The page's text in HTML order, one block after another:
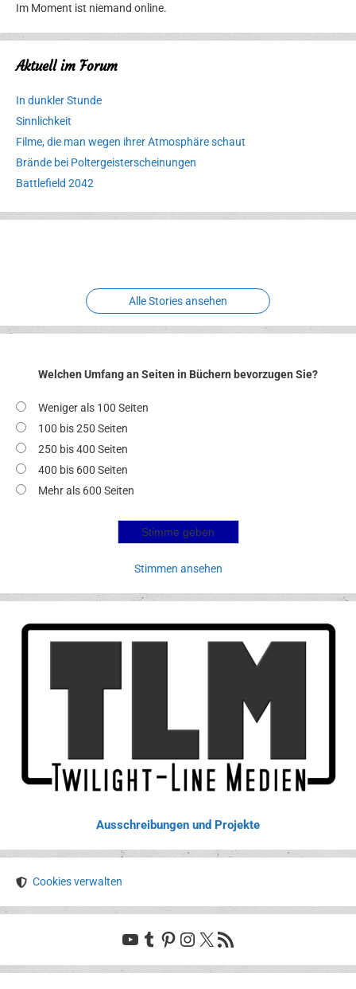
Im Moment ist niemand online.
Aktuell im Forum
In dunkler Stunde
Sinnlichkeit
Filme, die man wegen ihrer Atmosphäre schaut
Brände bei Poltergeisterscheinungen
Battlefield 2042
Erlebnispark
Verbotene
Alle Stories ansehen
Welchen Umfang an Seiten in Büchern bevorzugen Sie?
Weniger als 100 Seiten
100 bis 250 Seiten
250 bis 400 Seiten
400 bis 600 Seiten
Mehr als 600 Seiten
Stimmen ansehen
Ausschreibungen und Projekte
Cookies verwalten
YouTube
Tumblr
Pinterest
Instagram
X RSS-Feed